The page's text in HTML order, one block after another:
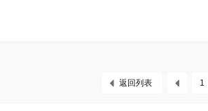
1
返回列表